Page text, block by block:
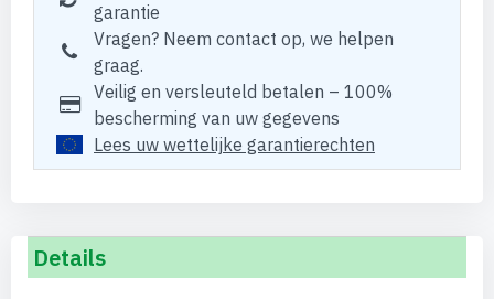
garantie
Vragen? Neem contact op, we helpen
graag.
Veilig en versleuteld betalen – 100%
bescherming van uw gegevens
Lees uw wettelijke garantierechten
Details